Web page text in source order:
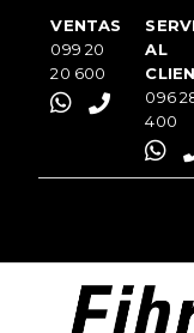
VENTAS
099 20
20 600
AL
096
400